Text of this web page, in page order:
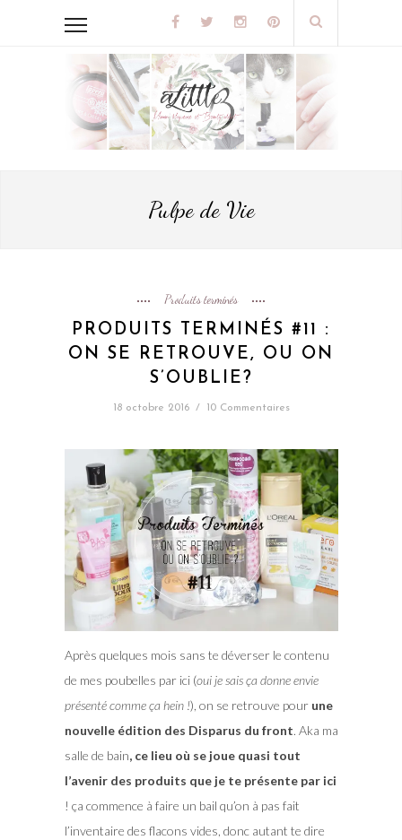
Pulpe de Vie
Produits terminés
PRODUITS TERMINÉS #11 :
ON SE RETROUVE, OU ON
S’OUBLIE?
18 octobre 2016 / 10 Commentaires
Après quelques mois sans te déverser le contenu
de mes poubelles par ici (oui je sais ça donne envie
présenté comme ça hein !), on se retrouve pour une
nouvelle édition des Disparus du front. Aka ma
salle de bain, ce lieu où se joue quasi tout
l’avenir des produits que je te présente par ici
! ça commence à faire un bail qu’on à pas fait
l’inventaire des flacons vides, donc autant te dire